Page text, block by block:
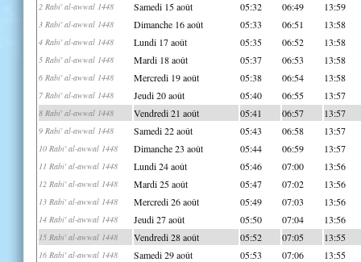
2 Rabi' al-awwal 1448 Samedi 15 août 05:32 06:49 13:59
3 Rabi' al-awwal 1448 Dimanche 16 août 05:33 06:51 13:58
4 Rabi' al-awwal 1448 Lundi 17 août 05:35 06:52 13:58
5 Rabi' al-awwal 1448 Mardi 18 août 05:37 06:53 13:58
6 Rabi' al-awwal 1448 Mercredi 19 août 05:38 06:54 13:58
7 Rabi' al-awwal 1448 Jeudi 20 août 05:40 06:55 13:57
8 Rabi' al-awwal 1448 Vendredi 21 août 05:41 06:57 13:57
9 Rabi' al-awwal 1448 Samedi 22 août 05:43 06:58 13:57
10 Rabi' al-awwal 1448 Dimanche 23 août 05:44 06:59 13:57
11 Rabi' al-awwal 1448 Lundi 24 août 05:46 07:00 13:56
12 Rabi' al-awwal 1448 Mardi 25 août 05:47 07:02 13:56
13 Rabi' al-awwal 1448 Mercredi 26 août 05:49 07:03 13:56
14 Rabi' al-awwal 1448 Jeudi 27 août 05:50 07:04 13:56
15 Rabi' al-awwal 1448 Vendredi 28 août 05:52 07:05 13:55
16 Rabi' al-awwal 1448 Samedi 29 août 05:53 07:06 13:55